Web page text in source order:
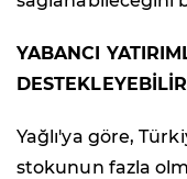
YABANCI
DESTEKLEYEBİLİR
Yağlı'ya göre,
stokunun fazla